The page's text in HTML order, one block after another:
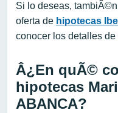
Si lo deseas,
oferta de hipotecas
conocer los detalles de
Â¿En quÃ©
hipotecas
ABANCA?